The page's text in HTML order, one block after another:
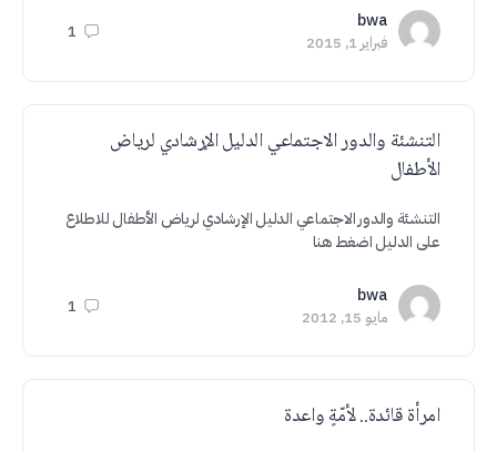
bwa
فبراير 1, 2015
1
التنشئة والدور الاجتماعي الدليل الإرشادي لرياض
الأطفال
التنشئة والدور الاجتماعي الدليل الإرشادي لرياض الأطفال للاطلاع
على الدليل اضغط هنا
bwa
مايو 15, 2012
1
امرأة قائدة.. لأمّةٍ واعدة